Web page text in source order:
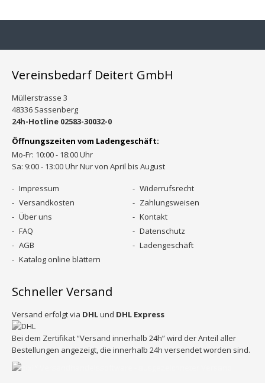
Vereinsbedarf Deitert GmbH
Müllerstrasse 3
48336 Sassenberg
24h-Hotline 02583-30032-0
Öffnungszeiten vom Ladengeschäft:
Mo-Fr: 10:00 - 18:00 Uhr
Sa: 9:00 - 13:00 Uhr Nur von April bis August
Impressum
Widerrufsrecht
Versandkosten
Zahlungsweisen
Über uns
Kontakt
FAQ
Datenschutz
AGB
Ladengeschäft
Katalog online blättern
Schneller Versand
Versand erfolgt via DHLund DHL Express
Bei dem Zertifikat “Versand innerhalb 24h” wird der Anteil aller
Bestellungen angezeigt, die innerhalb 24h versendet worden sind.